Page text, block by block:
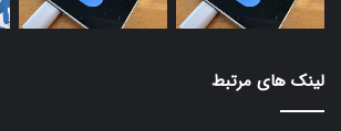
لینک های مرتبط